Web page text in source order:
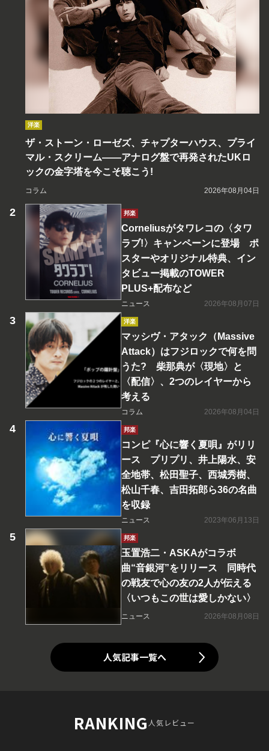
洋楽
ザ・ストーン・ローゼズ、チャプターハウス、プライ
マル・スクリーム――アナログ盤で再発されたUKロ
ックの金字塔を今こそ聴こう!
コラム 2026年08月04日
邦楽
Corneliusがタワレコの〈タワ
ラブ!〉キャンペーンに登場 ポ
スターやオリジナル特典、イン
タビュー掲載のTOWER
PLUS+配布など
ニュース 2026年08月07日
洋楽
マッシヴ・アタック（Massive
Attack）はフジロックで何を問
うた? 柴那典が〈現地〉と
〈配信〉、2つのレイヤーから
考える
コラム 2026年08月04日
邦楽
コンピ『心に響く夏唄』がリリ
ース プリプリ、井上陽水、安
全地帯、松田聖子、西城秀樹、
松山千春、吉田拓郎ら36の名曲
を収録
ニュース 2023年06月13日
邦楽
玉置浩二・ASKAがコラボ
曲“音銀河”をリリース 同時代
の戦友で心の友の2人が伝える
〈いつもこの世は愛しかない〉
ニュース 2026年08月08日
人気記事一覧へ
RANKING人気レビュー